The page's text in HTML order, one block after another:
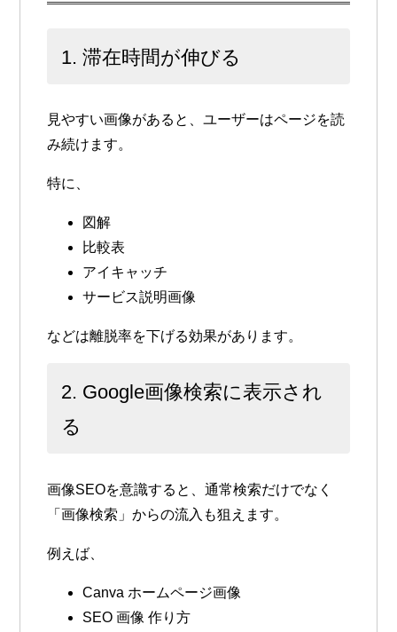
1. 滞在時間が伸びる
見やすい画像があると、ユーザーはページを読
み続けます。
特に、
図解
比較表
アイキャッチ
サービス説明画像
などは離脱率を下げる効果があります。
2. Google画像検索に表示され
る
画像SEOを意識すると、通常検索だけでなく
「画像検索」からの流入も狙えます。
例えば、
Canva ホームページ画像
SEO 画像 作り方